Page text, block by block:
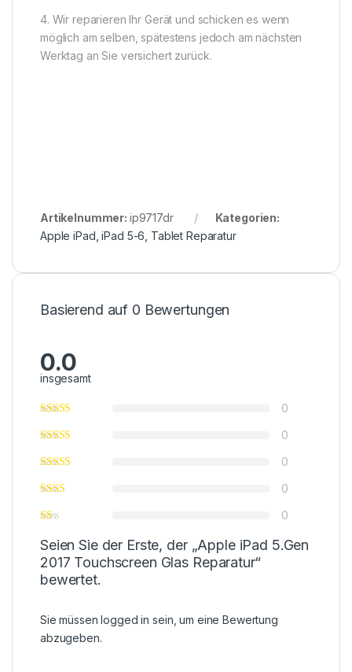
4. Wir reparieren Ihr Gerät und schicken es wenn
möglich am selben, spätestens jedoch am nächsten
Werktag an Sie versichert zurück.
Artikelnummer: ip9717dr
Kategorien:
Apple iPad ,iPad 5-6 Tablet Reparatur
Basierend auf 0 Bewertungen
0.0
insgesamt
0
0
0
0
0
Seien Sie der Erste, der „Apple iPad 5.Gen
2017 Touchscreen Glas Reparatur“
bewertet.
Sie müssenlogged in sein, um eine Bewertung
abzugeben.